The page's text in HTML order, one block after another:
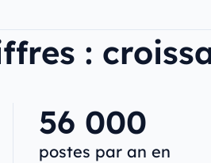
:
56 000
postes par an en